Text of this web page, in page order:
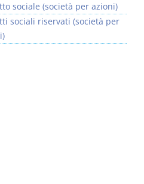
sociale (società per azioni)
sociali riservati (società per